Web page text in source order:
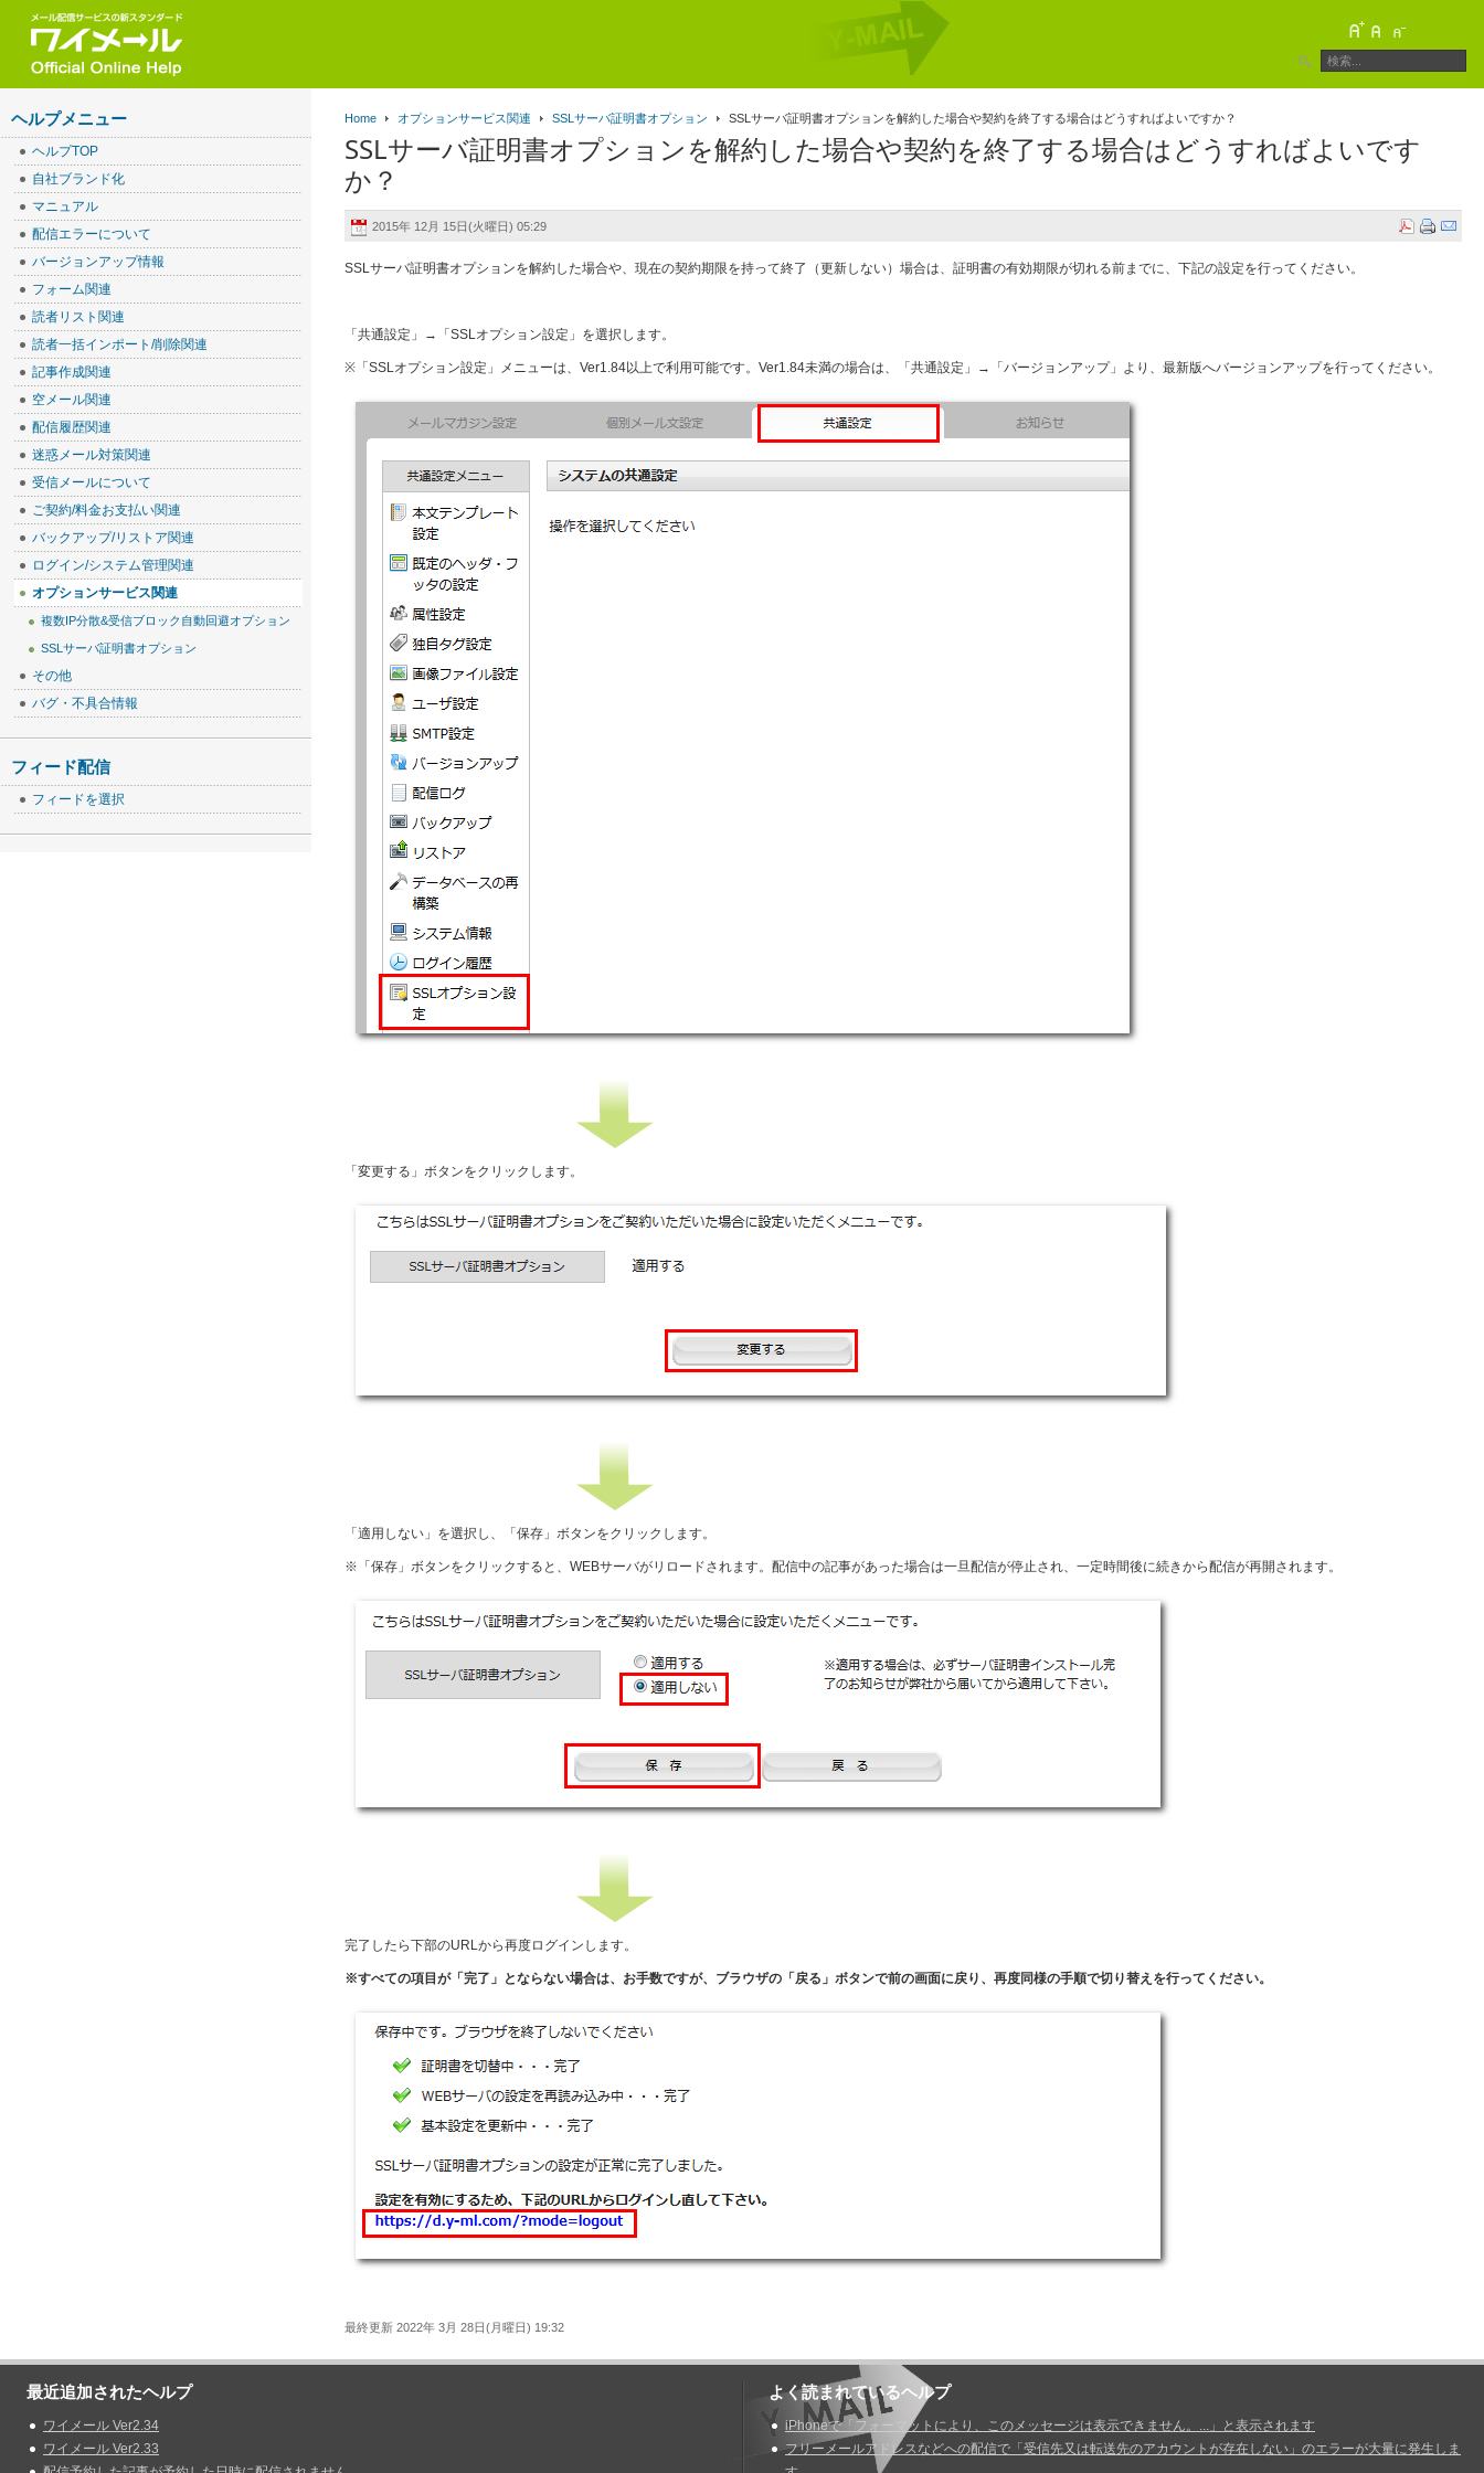
Home オプションサービス関連 SSLサーバ証明書オプション SSLサーバ証明書オプションを解約した場合や契約を終了する場合はどうすればよいですか？
SSLサーバ証明書オプションを解約した場合や契約を終了する場合はどうすればよいです
か？
2015年 12月 15日(火曜日) 05:29
SSLサーバ証明書オプションを解約した場合や、現在の契約期限を持って終了（更新しない）場合は、証明書の有効期限が切れる前までに、下記の設定を行ってください。
「共通設定」→「SSLオプション設定」を選択します。
※「SSLオプション設定」メニューは、Ver1.84以上で利用可能です。Ver1.84未満の場合は、「共通設定」→「バージョンアップ」より、最新版へバージョンアップを行ってください。
「変更する」ボタンをクリックします。
「適用しない」を選択し、「保存」ボタンをクリックします。
※「保存」ボタンをクリックすると、WEBサーバがリロードされます。配信中の記事があった場合は一旦配信が停止され、一定時間後に続きから配信が再開されます。
完了したら下部のURLから再度ログインします。
※すべての項目が「完了」とならない場合は、お手数ですが、ブラウザの「戻る」ボタンで前の画面に戻り、再度同様の手順で切り替えを行ってください。
最終更新 2022年 3月 28日(月曜日) 19:32
ヘルプメニュー
ヘルプTOP
自社ブランド化
マニュアル
配信エラーについて
バージョンアップ情報
フォーム関連
読者リスト関連
読者一括インポート/削除関連
記事作成関連
空メール関連
配信履歴関連
迷惑メール対策関連
受信メールについて
ご契約/料金お支払い関連
バックアップ/リストア関連
ログイン/システム管理関連
オプションサービス関連
複数IP分散&受信ブロック自動回避オプション
SSLサーバ証明書オプション
その他
バグ・不具合情報
フィード配信
フィードを選択
最近追加されたヘルプ
ワイメール Ver2.34
ワイメール Ver2.33
よく読まれているヘルプ
iPhoneで「フォーマットにより、このメッセージは表示できません。...」と表示されます
フリーメールアドレスなどへの配信で「受信先又は転送先のアカウントが存在しない」のエラーが大量に発生しま